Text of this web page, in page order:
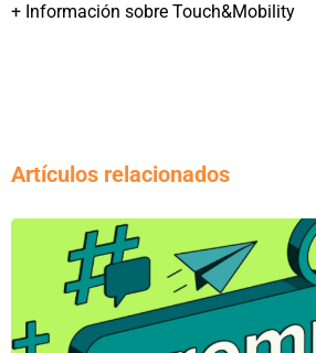
+ Información sobre Touch&Mobility
Artículos relacionados